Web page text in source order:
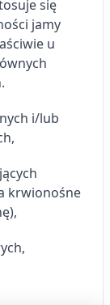
się
jamy
u
i/lub
krwionośne
),